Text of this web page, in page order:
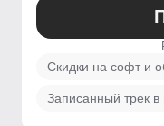
Скидки на софт и
Записанный трек